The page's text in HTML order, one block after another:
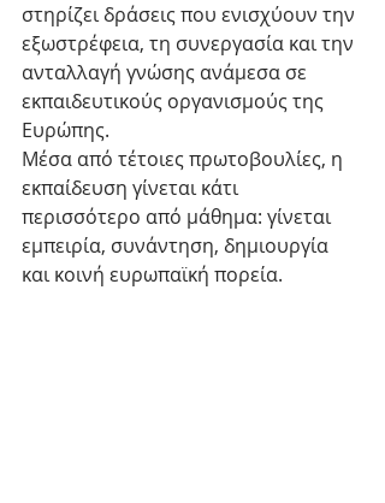
στηρίζει δράσεις που ενισχύουν την
εξωστρέφεια, τη συνεργασία και την
ανταλλαγή γνώσης ανάμεσα σε
εκπαιδευτικούς οργανισμούς της
Ευρώπης.
Μέσα από τέτοιες πρωτοβουλίες, η
εκπαίδευση γίνεται κάτι
περισσότερο από μάθημα: γίνεται
εμπειρία, συνάντηση, δημιουργία
και κοινή ευρωπαϊκή πορεία.